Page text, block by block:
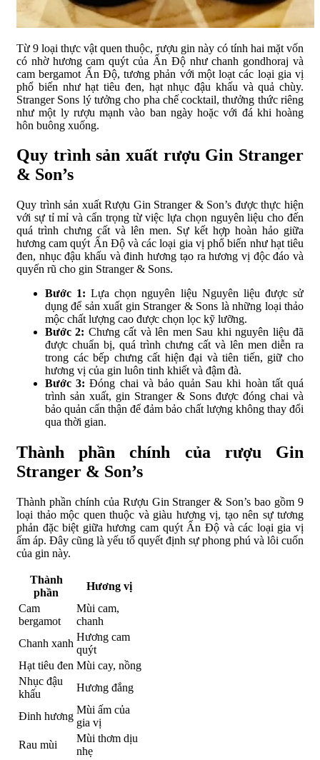
Từ 9 loại thực vật quen thuộc, rượu gin này có tính hai mặt vốn
có nhờ hương cam quýt của Ấn Độ như chanh gondhoraj và
cam bergamot Ấn Độ, tương phản với một loạt các loại gia vị
phổ biến như hạt tiêu đen, hạt nhục đậu khấu và quả chùy.
Stranger Sons lý tưởng cho pha chế cocktail, thưởng thức riêng
như một ly rượu mạnh vào ban ngày hoặc với đá khi hoàng
hôn buông xuống.
Quy trình sản xuất rượu Gin Stranger
& Son’s
Quy trình sản xuất Rượu Gin Stranger & Son’s được thực hiện
với sự tỉ mỉ và cẩn trọng từ việc lựa chọn nguyên liệu cho đến
quá trình chưng cất và lên men. Sự kết hợp hoàn hảo giữa
hương cam quýt Ấn Độ và các loại gia vị phổ biến như hạt tiêu
đen, nhục đậu khấu và đinh hương tạo ra hương vị độc đáo và
quyến rũ cho gin Stranger & Sons.
Bước 1: Lựa chọn nguyên liệu Nguyên liệu được sử
dụng để sản xuất gin Stranger & Sons là những loại thảo
mộc chất lượng cao được chọn lọc kỹ lưỡng.
Bước 2: Chưng cất và lên men Sau khi nguyên liệu đã
được chuẩn bị, quá trình chưng cất và lên men diễn ra
trong các bếp chưng cất hiện đại và tiên tiến, giữ cho
hương vị của gin luôn tinh khiết và đậm đà.
Bước 3: Đóng chai và bảo quản Sau khi hoàn tất quá
trình sản xuất, gin Stranger & Sons được đóng chai và
bảo quản cẩn thận để đảm bảo chất lượng không thay đổi
qua thời gian.
Thành phần chính của rượu Gin
Stranger & Son’s
Thành phần chính của Rượu Gin Stranger & Son’s bao gồm 9
loại thảo mộc quen thuộc và giàu hương vị, tạo nên sự tương
phản đặc biệt giữa hương cam quýt Ấn Độ và các loại gia vị
ấm áp. Đây cũng là yếu tố quyết định sự phong phú và lôi cuốn
của gin này.
Thành
phần
Hương vị
Cam
bergamot
Mùi cam,
chanh
Chanh xanh
Hương cam
quýt
Hạt tiêu đen Mùi cay, nồng
Nhục đậu
khấu
Hương đắng
Đinh hương
Mùi ấm của
gia vị
Rau mùi
Mùi thơm dịu
nhẹ